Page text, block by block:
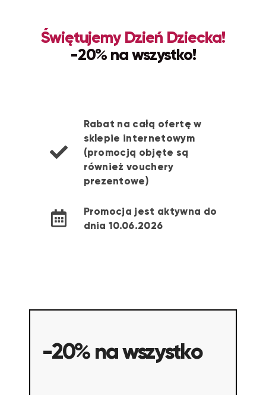
Świętujemy Dzień Dziecka!
-20% na wszystko!
Rabat na całą ofertę w
sklepie internetowym
(promocją objęte są
również vouchery
prezentowe)
Promocja jest aktywna do
dnia 10.06.2026
-20% na wszystko